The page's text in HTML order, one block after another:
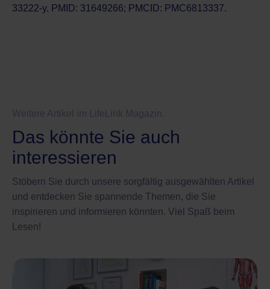
33222-y. PMID: 31649266; PMCID: PMC6813337.
Das könnte Sie auch
interessieren
Stöbern Sie durch unsere sorgfältig ausgewählten Artikel
und entdecken Sie spannende Themen, die Sie
inspirieren und informieren könnten. Viel Spaß beim
Lesen!